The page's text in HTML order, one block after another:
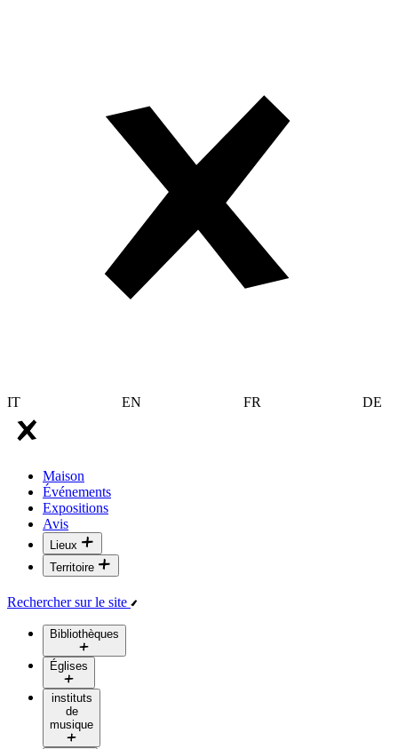
IT EN FR DE
Maison
Événements
Expositions
Avis
Lieux
Territoire
Rechercher sur le site
Bibliothèques
Églises
instituts
de
musique